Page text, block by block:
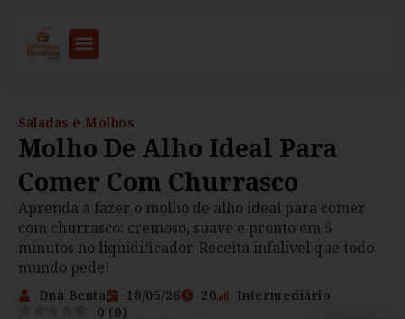
Saladas e Molhos
Molho De Alho Ideal Para
Comer Com Churrasco
Aprenda a fazer o molho de alho ideal para comer
com churrasco: cremoso, suave e pronto em 5
minutos no liquidificador. Receita infalível que todo
mundo pede!
Dna Benta 18/05/26 20
Intermediário
0 (0)